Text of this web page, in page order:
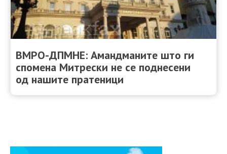
ВМРО-ДПМНЕ: Амандманите што ги
спомена Митрески не се поднесени
од нашите пратеници